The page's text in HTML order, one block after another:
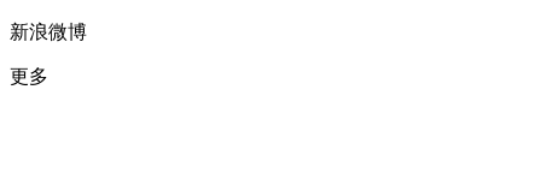
新浪微博
更多